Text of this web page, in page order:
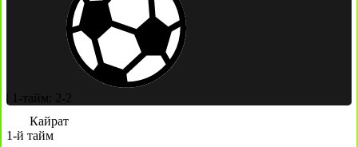
1-тайм: 2-2
Кайрат
1-й тайм